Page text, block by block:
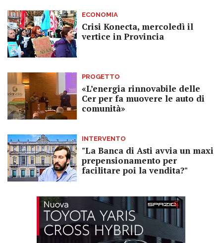
ECONOMIA
Crisi Konecta, mercoledì il
vertice in Provincia
PROGETTO
«L’energia rinnovabile delle
Cer per fa muovere le auto di
comunità»
INTERVENTO
"La Banca di Asti avvia un maxi
prepensionamento per
facilitare poi la vendita?"